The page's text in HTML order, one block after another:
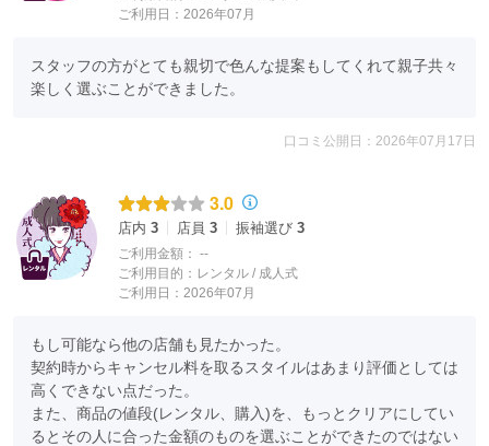
振袖の製作にはたくさんの工程がありますが、そのすべての工程が
重要です。
それぞれの工程で、一つひとつ、
専門の職人が磨き上げた職人技を尽くして
１枚の振袖を作っていきます。
ぼかしの染め方など、高級感や重厚感、
色彩の出方には職人の個性が表れ、
それが商品の個性になります。
すべて手づくりのため、全く同じ商品は存在しません。
ご利用日：2026年07月
スタッフの方がとても親切で色んな提案もしてくれて親子共々
楽しく選ぶことができました。
口コミ公開日：2026年07月17日
3.0
店内 3 店員 3 振袖選び 3
ご利用金額： --
ご利用目的： レンタル / 成人式
ご利用日：2026年07月
もし可能なら他の店舗も見たかった。
契約時からキャンセル料を取るスタイルはあまり評価としては
高くできない点だった。
また、商品の値段(レンタル、購入)を、もっとクリアにしてい
るとその人に合った金額のものを選ぶことができたのではない